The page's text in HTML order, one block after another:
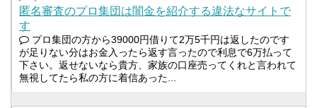
匿名審査のプロ集団は闇金を紹介する違法なサイトで
す
プロ集団の方から39000円借りて2万5千円は返したのです
が足りない分はお金入ったら返す言ったので利息で6万払って
下さい。返せないなら貴方、家族の口座売ってくれと言われて
無視してたら私の方に着信あった...